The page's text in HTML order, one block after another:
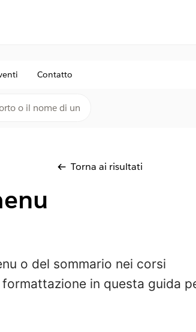
Contatto
Torna ai risultati
o del sommario nei corsi
in questa guida